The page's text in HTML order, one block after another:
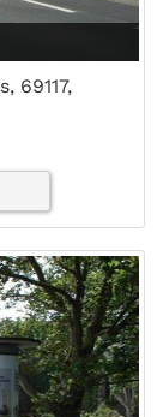
69117,